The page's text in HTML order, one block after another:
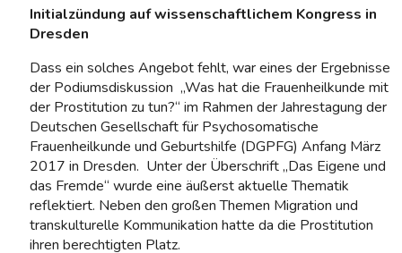
Initialzündung auf wissenschaftlichem Kongress in
Dresden
Dass ein solches Angebot fehlt, war eines der Ergebnisse
der Podiumsdiskussion „Was hat die Frauenheilkunde mit
der Prostitution zu tun?“ im Rahmen der Jahrestagung der
Deutschen Gesellschaft für Psychosomatische
Frauenheilkunde und Geburtshilfe (DGPFG) Anfang März
2017 in Dresden. Unter der Überschrift „Das Eigene und
das Fremde“ wurde eine äußerst aktuelle Thematik
reflektiert. Neben den großen Themen Migration und
transkulturelle Kommunikation hatte da die Prostitution
ihren berechtigten Platz.